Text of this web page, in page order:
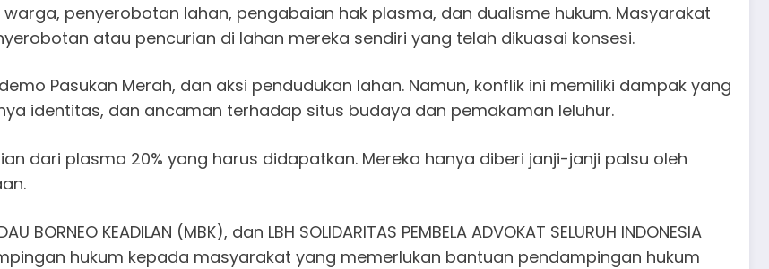
penyerobotan lahan, pengabaian hak plasma, dan dualisme hukum. Masyarakat
atau pencurian di lahan mereka sendiri yang telah dikuasai konsesi.
Pasukan Merah, dan aksi pendudukan lahan. Namun, konflik ini memiliki dampak yang
identitas, dan ancaman terhadap situs budaya dan pemakaman leluhur.
dari plasma 20% yang harus didapatkan. Mereka hanya diberi janji-janji palsu oleh
KEADILAN (MBK), dan LBH SOLIDARITAS PEMBELA ADVOKAT SELURUH INDONESIA
hukum kepada masyarakat yang memerlukan bantuan pendampingan hukum